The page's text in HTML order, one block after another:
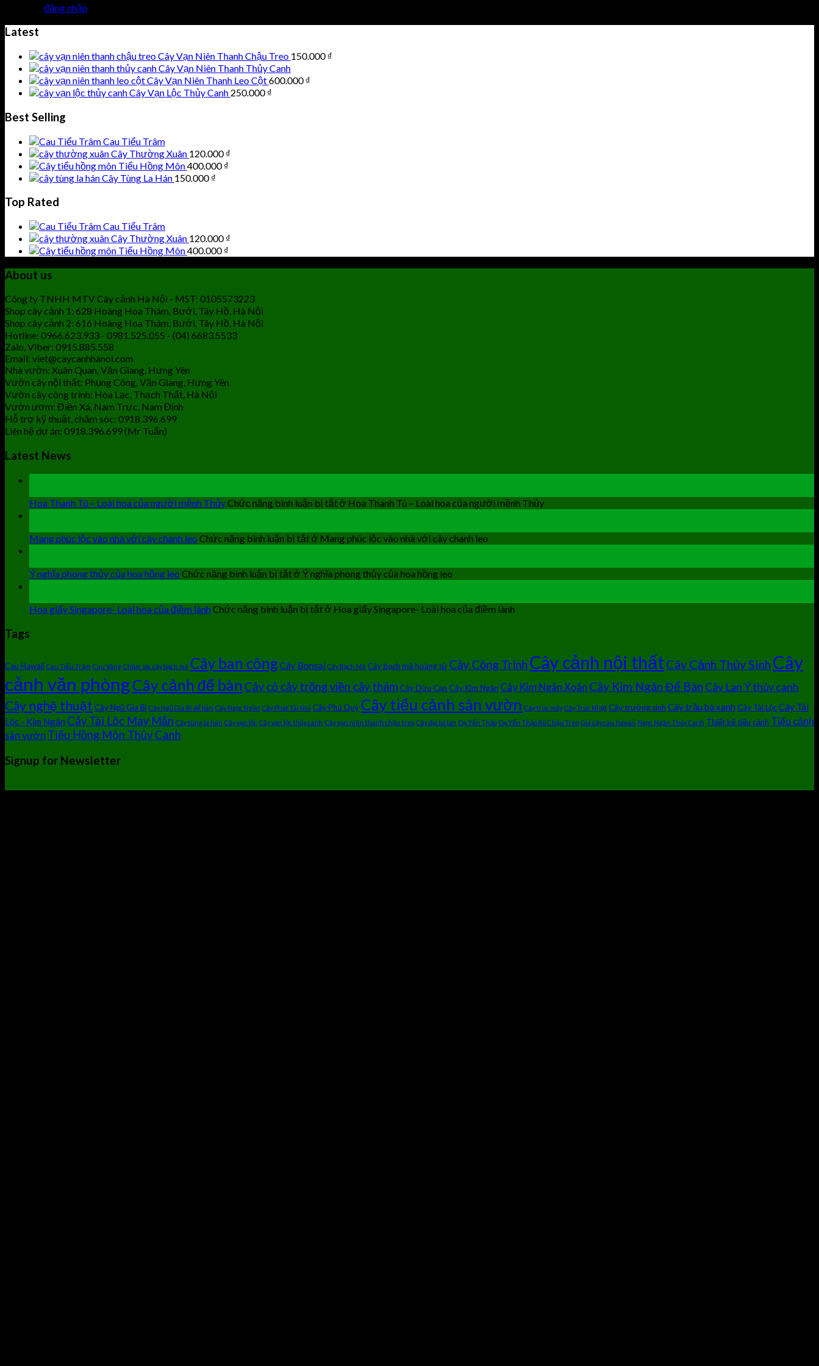
đăng nhập
Latest
Cây Vạn Niên Thanh Chậu Treo 150.000₫
Cây Vạn Niên Thanh Thủy Canh
Cây Vạn Niên Thanh Leo Cột600.000₫
Cây Vạn Lộc Thủy Canh 250.000₫
Best Selling
Cau Tiểu Trâm
Cây Thường Xuân 120.000₫
Tiểu Hồng Môn400.000₫
Cây Tùng La Hán 150.000₫
Top Rated
Cau Tiểu Trâm
Cây Thường Xuân 120.000₫
Tiểu Hồng Môn400.000₫
About us
Công ty TNHH MTV Cây cảnh Hà Nội - MST: 0105573223
Shop cây cảnh 1: 628 Hoàng Hoa Thám, Bưởi, Tây Hồ, Hà Nội
Shop cây cảnh 2: 616 Hoàng Hoa Thám, Bưởi, Tây Hồ, Hà Nội
Hotline: 0966.623.933 - 0981.525.055 - (04) 6683.5533
Zalo, Viber: 0915.885.558
Email: viet@caycanhhanoi.com
Nhà vườn: Xuân Quan, Văn Giang, Hưng Yên
Vườn cây nội thất: Phụng Công, Văn Giang, Hưng Yên
Vườn cây công trình: Hòa Lạc, Thạch Thất, Hà Nội
Vườn ươm: Điền Xá, Nam Trực, Nam Định
Hỗ trợ kỹ thuật, chăm sóc: 0918.396.699
Liên hệ dự án: 0918.396.699 (Mr Tuấn)
Latest News
Hoa Thanh Tú – Loài hoa của người mệnh ThủyChức năng bình luận bị tắtở Hoa Thanh Tú – Loài hoa của người mệnh Thủy
Mang phúc lộc vào nhà với cây chanh leoChức năng bình luận bị tắtở Mang phúc lộc vào nhà với cây chanh leo
Ý nghĩa phong thủy của hoa hồng leoChức năng bình luận bị tắtở Ý nghĩa phong thủy của hoa hồng leo
Hoa giấy Singapore- Loài hoa của điềm lànhChức năng bình luận bị tắtở Hoa giấy Singapore- Loài hoa của điềm lành
Tags
Cau Hawaii Cau Tiểu Trâm Cau Vàng Chăm sóc cây bạch mã Cây ban côngCây Bonsai Cây Bạch Mã Cây bạch mã hoàng tử Cây Công Trình Cây cảnh nội thấtCây Cảnh Thủy Sinh Cây
cảnh văn phòngCây cảnh để bàn Cây cỏ cây trồng viền cây thảmCây Dừa Cạn Cây Kim Ngân Cây Kim Ngân Xoắn Cây Kim Ngân Để Bàn Cây Lan Ý thủy canh
Cây nghệ thuật Cây Ngũ Gia Bì Cây Ngũ Gia Bì để bàn Cây Ngọc Ngân Cây Phát Tài Núi Cây Phú Quý Cây tiểu cảnh sân vườn Cây trúc mây Cây Trúc Nhật Cây trường sinh Cây trầu bà xanh Cây Tài LộcCây Tài
Lộc - Kim Ngân Cây Tài Lộc May Mắn Cây tùng la hán Cây vạn lộc Cây vạn lộc thủy canh Cây vạn niên thanh chậu treo Cây đại tứ lan Dạ Yến Thảo Dạ Yến Thảo Rũ Chậu Treo Giá cây cau hawaii Ngọc Ngân Thủy Canh Thiết kế tiểu cảnh Tiểu cảnh
sân vườn Tiểu Hồng Môn Thủy Canh
Signup for Newsletter